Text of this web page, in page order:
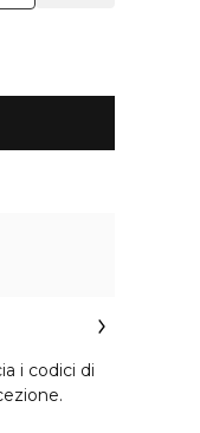
i codici di